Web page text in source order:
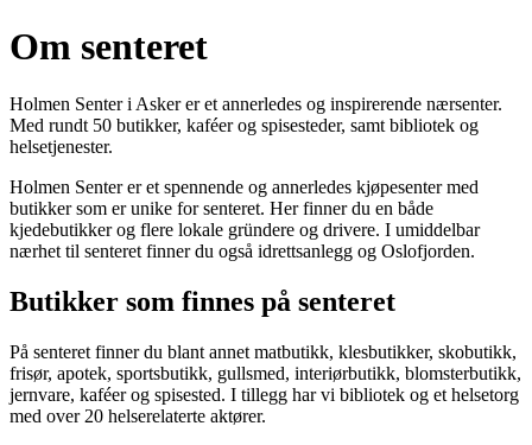
Mat og drikke
Helse
Aktiviteter
Inspirasjon
Søk
Om senteret
Holmen Senter i Asker er et annerledes og inspirerende nærsenter.
Med rundt 50 butikker, kaféer og spisesteder, samt bibliotek og
helsetjenester.
Holmen Senter er et spennende og annerledes kjøpesenter med
butikker som er unike for senteret. Her finner du en både
kjedebutikker og flere lokale gründere og drivere. I umiddelbar
nærhet til senteret finner du også idrettsanlegg og Oslofjorden.
Butikker som finnes på senteret
På senteret finner du blant annet matbutikk, klesbutikker, skobutikk,
frisør, apotek, sportsbutikk, gullsmed, interiørbutikk, blomsterbutikk,
jernvare, kaféer og spisested. I tillegg har vi bibliotek og et helsetorg
med over 20 helserelaterte aktører.